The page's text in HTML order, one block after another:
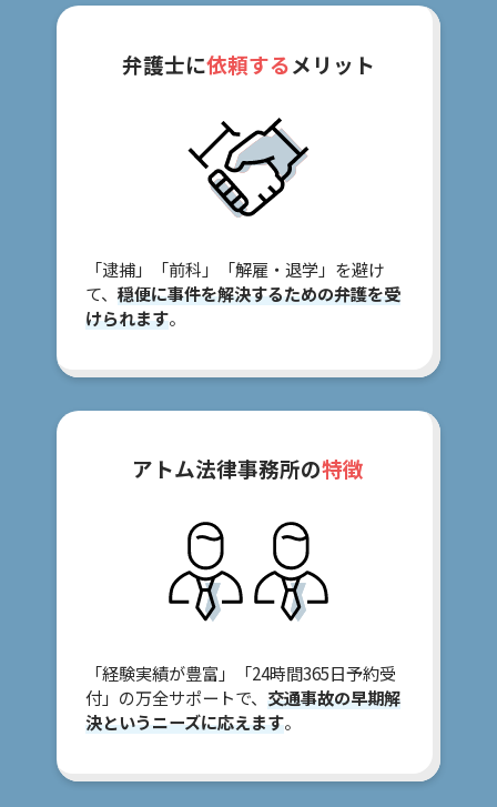
弁護士に依頼するメリット
「逮捕」「前科」「解雇・退学」を避け
て、 穏便に事件を解決するための弁護を受
けられます。
アトム法律事務所の特徴
「経験実績が豊富」「24時間365日予約受
付」の万全サポートで、 交通事故の早期解
決というニーズに応えます。